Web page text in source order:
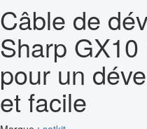
Câble de
Sharp
pour un
et facile